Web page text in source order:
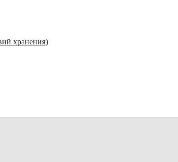
хранения)